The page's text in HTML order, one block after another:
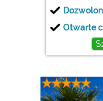
Otwarte